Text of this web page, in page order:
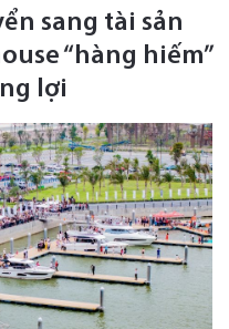
sang tài sản
“hàng hiếm”
lợi